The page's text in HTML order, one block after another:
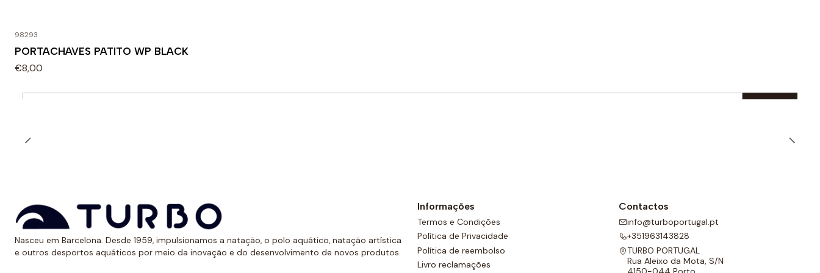
98293
PORTACHAVES PATITO WP BLACK
€8,00
Nasceu em Barcelona. Desde 1959, impulsionamos a natação, o polo aquático, natação artística
e outros desportos aquáticos por meio da inovação e do desenvolvimento de novos produtos.
Informações
Termos e Condições
Política de Privacidade
Política de reembolso
Livro reclamações
Contactos
info@turboportugal.pt
+351963143828
TURBO PORTUGAL
Rua Aleixo da Mota, S/N